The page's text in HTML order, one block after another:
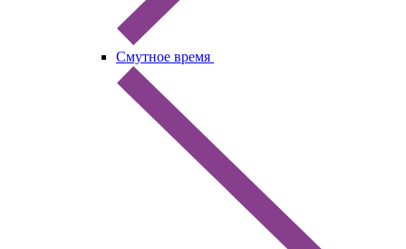
Смутное время